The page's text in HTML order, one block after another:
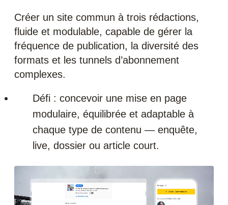
Créer un site commun à trois rédactions,
fluide et modulable, capable de gérer la
fréquence de publication, la diversité des
formats et les tunnels d’abonnement
complexes.
Défi : concevoir une mise en page
modulaire, équilibrée et adaptable à
chaque type de contenu — enquête,
live, dossier ou article court.